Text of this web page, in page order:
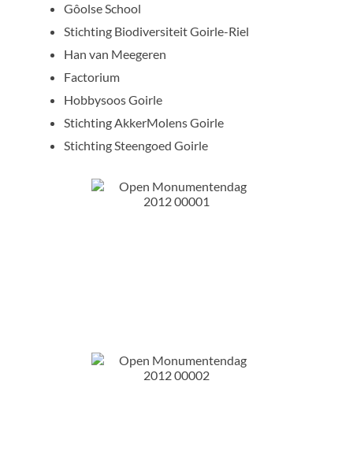
Gôolse School
Stichting Biodiversiteit Goirle-Riel
Han van Meegeren
Factorium
Hobbysoos Goirle
Stichting AkkerMolens Goirle
Stichting Steengoed Goirle